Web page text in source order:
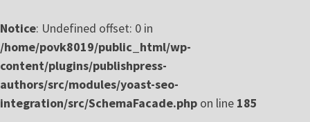
Notice: Undefined offset: 0 in
/home/povk8019/public_html/wp-
content/plugins/publishpress-
authors/src/modules/yoast-seo-
integration/src/SchemaFacade.php on line 185